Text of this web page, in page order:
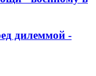
дилеммой -